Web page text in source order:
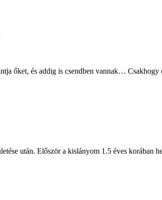
őket, és addig is csendben vannak… Csakhogy
után. Először a kislányom 1.5 éves korában